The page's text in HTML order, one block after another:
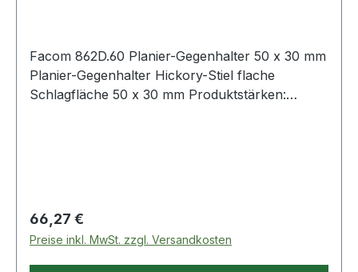
Facom 862D.60 Planier-Gegenhalter 50 x 30 mm
Planier-Gegenhalter Hickory-Stiel flache
Schlagfläche 50 x 30 mm Produktstärken:
Regulärer Preis:
66,27 €
Preise inkl. MwSt. zzgl. Versandkosten